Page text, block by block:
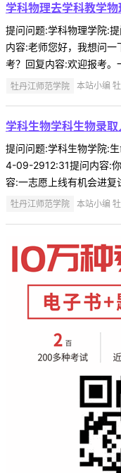
学科物理去学科教学
提问问题:学科物理学院:
内容:老师您好，我想问
考？回复内容:欢迎报考
牡丹江师范学院 本站小编
学科生物学科生物录取
提问问题:学科生物学院:
4-09-2912:31提问内容:
容:一志愿上线有机会进复
牡丹江师范学院 本站小编